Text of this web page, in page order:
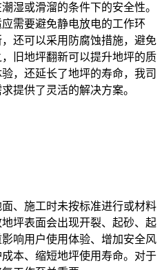
湿或滑溜的条件下的安全性。
需要避免静电放电的工作环
还可以采用防腐蚀措施，避免
旧地坪翻新可以提升地坪的质
，还延长了地坪的寿命，我司
提供了灵活的解决方案。
、施工时未按标准进行或材料
坪表面会出现开裂、起砂、起
响用户使用体验、增加安全风
本、缩短地坪使用寿命。对于